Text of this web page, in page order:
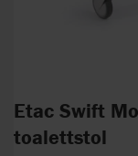
Etac Swift
toalettstol